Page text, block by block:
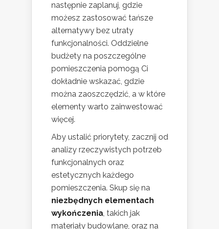
następnie zaplanuj, gdzie
możesz zastosować tańsze
alternatywy bez utraty
funkcjonalności. Oddzielne
budżety na poszczególne
pomieszczenia pomogą Ci
dokładnie wskazać, gdzie
można zaoszczędzić, a w które
elementy warto zainwestować
więcej.
Aby ustalić priorytety, zacznij od
analizy rzeczywistych potrzeb
funkcjonalnych oraz
estetycznych każdego
pomieszczenia. Skup się na
niezbędnych elementach
wykończenia, takich jak
materiały budowlane, oraz na